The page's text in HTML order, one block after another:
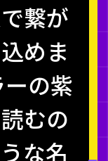
繋が
めま
の紫
むの
な名